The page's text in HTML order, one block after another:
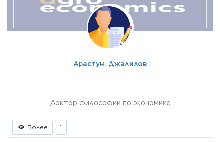
Арастун. Джалилов
Доктор философии по экономике
Более 1